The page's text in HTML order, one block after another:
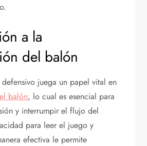
a la
del balón
juega un papel vital en
balón, lo cual es esencial para
y interrumpir el flujo del
para leer el juego y
efectiva le permite